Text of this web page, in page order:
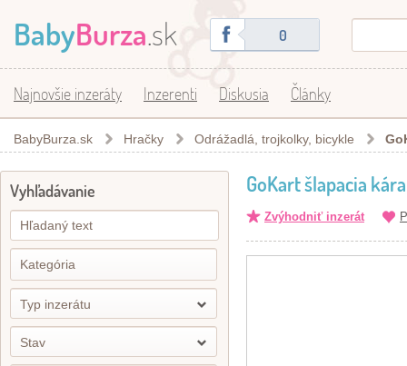
BabyBurza.sk 0
Najnovšie inzeráty Inzerenti Diskusia Články
BabyBurza.sk Hračky Odrážadlá, trojkolky, bicykle
Vyhľadávanie
Typ inzerátu
Stav
GoKart šlapacia
Zvýhodniť inzerát